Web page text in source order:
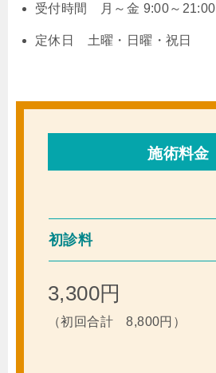
受付時間 月～金 9:00～21:00
定休日 土曜・日曜・祝日
施術料金
初診料
3,300円
（初回合計 8,800円）